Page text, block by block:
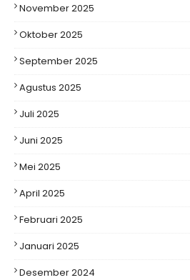
November 2025
Oktober 2025
September 2025
Agustus 2025
Juli 2025
Juni 2025
Mei 2025
April 2025
Februari 2025
Januari 2025
Desember 2024